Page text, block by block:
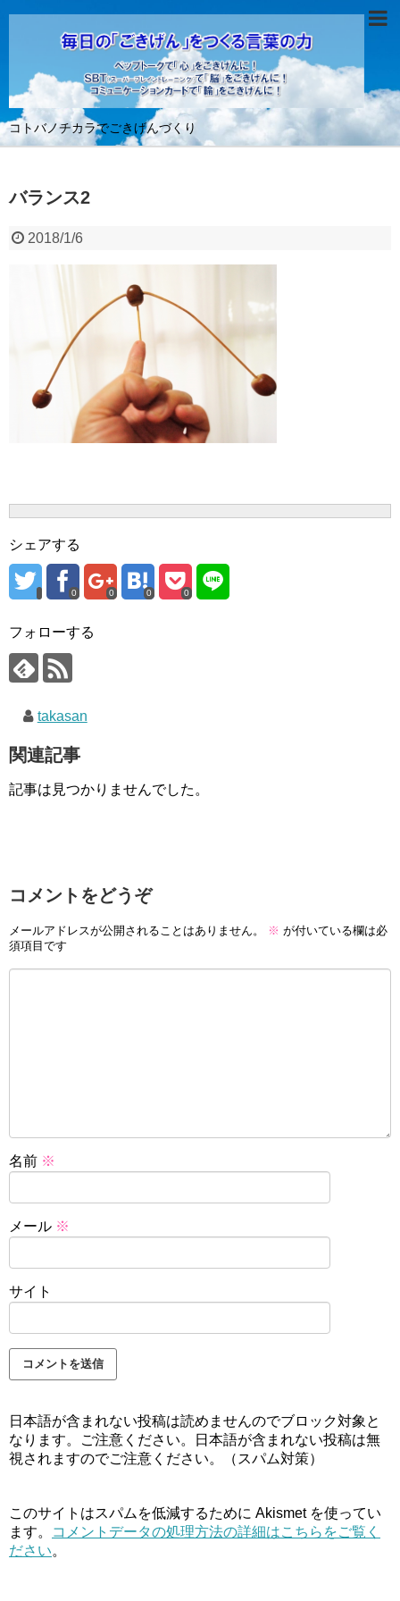
コトバノチカラでごきげんづくり
バランス2
2018/1/6
シェアする
0 0 0 0
フォローする
takasan
関連記事
記事は見つかりませんでした。
コメントをどうぞ
メールアドレスが公開されることはありません。 ※ が付いている欄は必
須項目です
名前 ※
メール ※
サイト
日本語が含まれない投稿は読めませんのでブロック対象と
なります。ご注意ください。日本語が含まれない投稿は無
視されますのでご注意ください。（スパム対策）
このサイトはスパムを低減するために Akismet を使ってい
ます。
コメントデータの処理方法の詳細はこちらをご覧く
ださい。